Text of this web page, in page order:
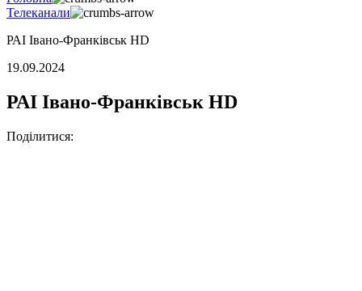
Телеканали
РАI Івано-Франківськ HD
19.09.2024
РАI Івано-Франківськ HD
Поділитися: